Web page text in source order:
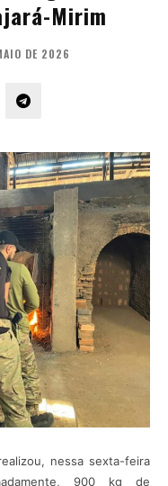
Mirim
DE 2026
nessa sexta-feira
900 kg de